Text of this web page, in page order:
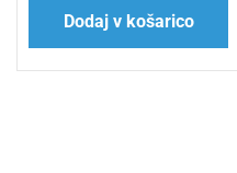
Dodaj v košarico